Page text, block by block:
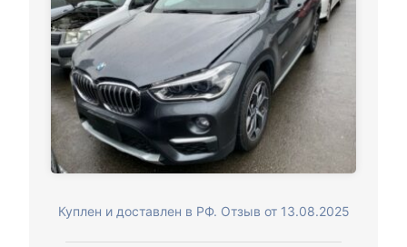
Куплен и доставлен в РФ. Отзыв от 13.08.2025